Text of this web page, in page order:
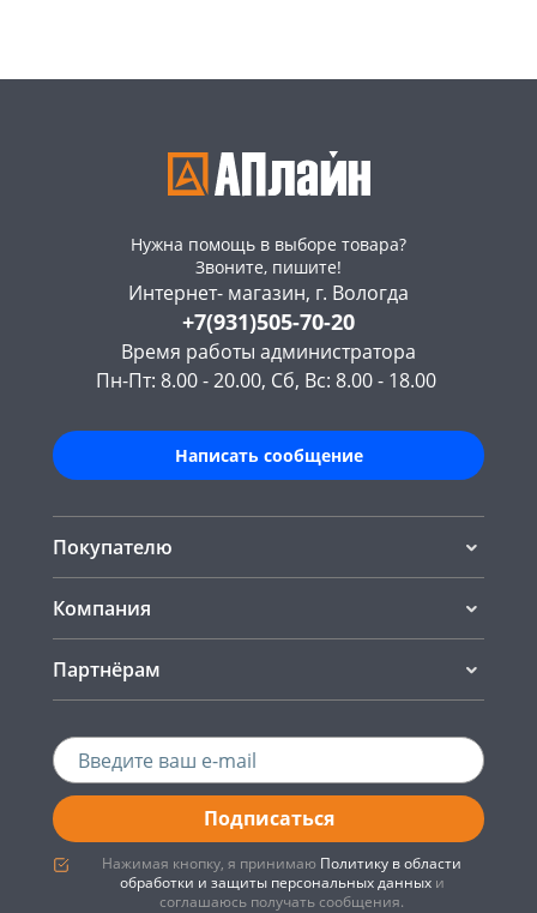
Нужна помощь в выборе товара?
Звоните, пишите!
Интернет- магазин, г. Вологда
+7(931)505-70-20
Время работы администратора
Пн-Пт: 8.00 - 20.00, Сб, Вс: 8.00 - 18.00
Написать сообщение
Покупателю
Компания
Партнёрам
Подписаться
Нажимая кнопку, я принимаю Политику в области
обработки и защиты персональных данныхи
соглашаюсь получать сообщения.